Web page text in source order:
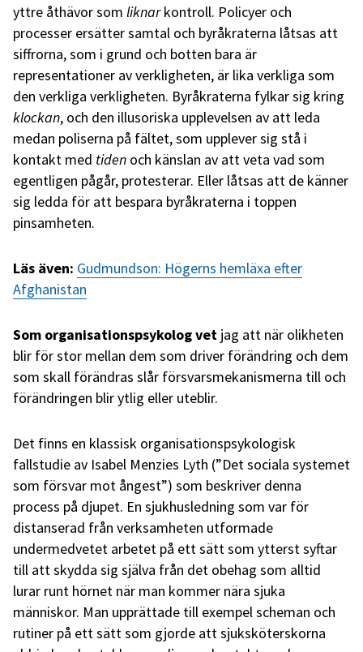
yttre åthävor som liknarkontroll. Policyer och
processer ersätter samtal och byråkraterna låtsas att
siffrorna, som i grund och botten bara är
representationer av verkligheten, är lika verkliga som
den verkliga verkligheten. Byråkraterna fylkar sig kring
klockan, och den illusoriska upplevelsen av att leda
medan poliserna på fältet, som upplever sig stå i
kontakt med tiden och känslan av att veta vad som
egentligen pågår, protesterar. Eller låtsas att de känner
sig ledda för att bespara byråkraterna i toppen
pinsamheten.
Läs även: Gudmundson: Högerns hemläxa efter
Afghanistan
Som organisationspsykologvet jag att när olikheten
blir för stor mellan dem som driver förändring och dem
som skall förändras slår försvarsmekanismerna till och
förändringen blir ytlig eller uteblir.
Det finns en klassisk organisationspsykologisk
fallstudie av Isabel Menzies Lyth (”Det sociala systemet
som försvar mot ångest”) som beskriver denna
process på djupet. En sjukhusledning som var för
distanserad från verksamheten utformade
undermedvetet arbetet på ett sätt som ytterst syftar
till att skydda sig själva från det obehag som alltid
lurar runt hörnet när man kommer nära sjuka
människor. Man upprättade till exempel scheman och
rutiner på ett sätt som gjorde att sjuksköterskorna